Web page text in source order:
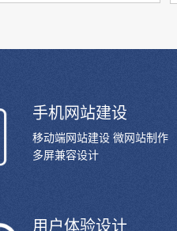
手机网站建设
移动端网站建设 微网站制作
多屏兼容设计
用户体验设计